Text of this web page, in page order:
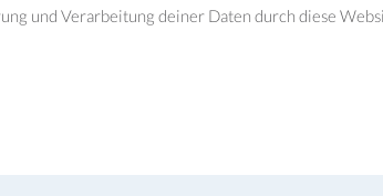
und Verarbeitung deiner Daten durch diese